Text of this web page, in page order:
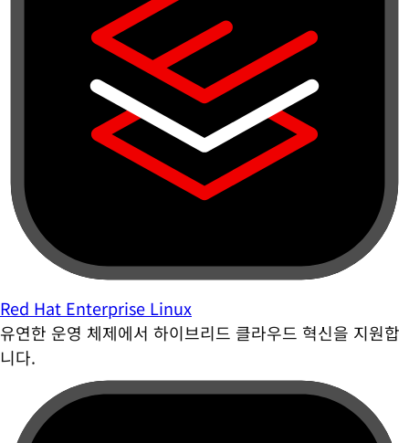
Red Hat Enterprise Linux
유연한 운영 체제에서 하이브리드 클라우드 혁신을 지원합
니다.